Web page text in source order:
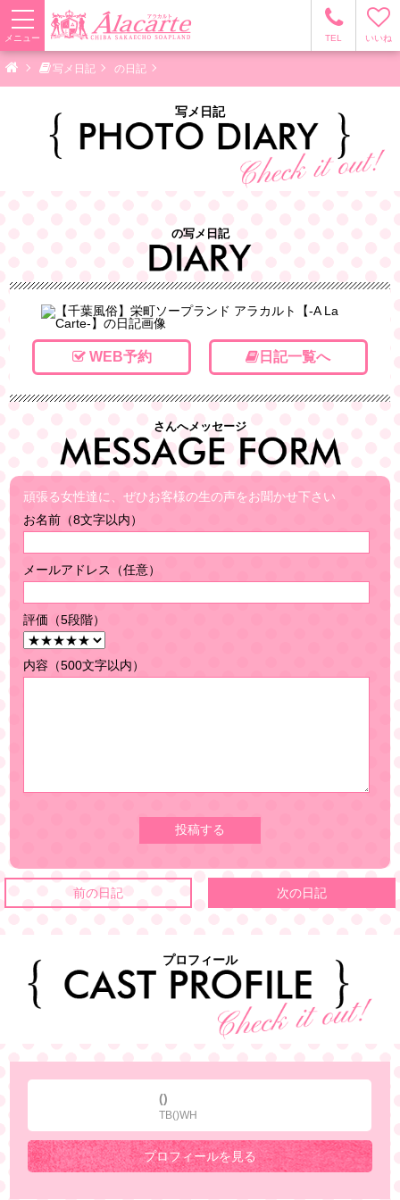
TEL いいね
メニュー
写メ日記 の日記
写メ日記
の写メ日記
WEB予約 日記一覧へ
さんへメッセージ
頑張る女性達に、ぜひお客様の生の声をお聞かせ下さい
お名前（8文字以内）
メールアドレス（任意）
評価（5段階）
内容（500文字以内）
前の日記 次の日記
プロフィール
()
TB()WH
プロフィールを見る